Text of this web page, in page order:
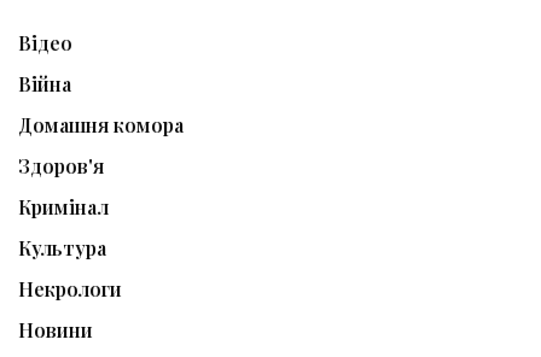
Відео
Війна
Домашня комора
Здоров'я
Кримінал
Культура
Некрологи
Новини